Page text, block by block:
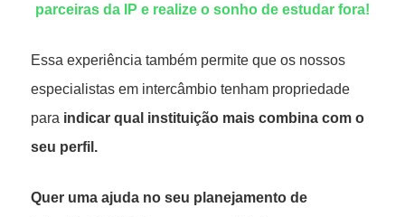
parceiras da IP e realize o sonho de estudar fora!
Essa experiência também permite que os nossos
especialistas em intercâmbio tenham propriedade
para indicar qual instituição mais combina com o
seu perfil.
Quer uma ajuda no seu planejamento de